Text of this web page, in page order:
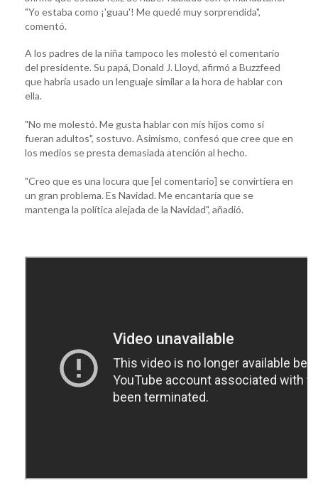
"Yo estaba como ¡'guau'! Me quedé muy sorprendida",
comentó.
A los padres de la niña tampoco les molestó el comentario
del presidente. Su papá, Donald J. Lloyd, afirmó a Buzzfeed
que habría usado un lenguaje similar a la hora de hablar con
ella.
"No me molestó. Me gusta hablar con mis hijos como si
fueran adultos", sostuvo. Asimismo, confesó que cree que en
los medios se presta demasiada atención al hecho.
"Creo que es una locura que [el comentario] se convirtiera en
un gran problema. Es Navidad. Me encantaría que se
mantenga la política alejada de la Navidad", añadió.